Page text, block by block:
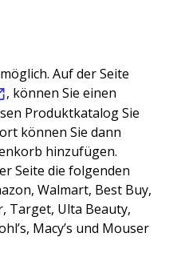
Auf der Seite
, können Sie einen
Produktkatalog Sie
können Sie dann
hinzufügen.
Seite die folgenden
Walmart, Best Buy,
Target, Ulta Beauty,
Macy’s und Mouser